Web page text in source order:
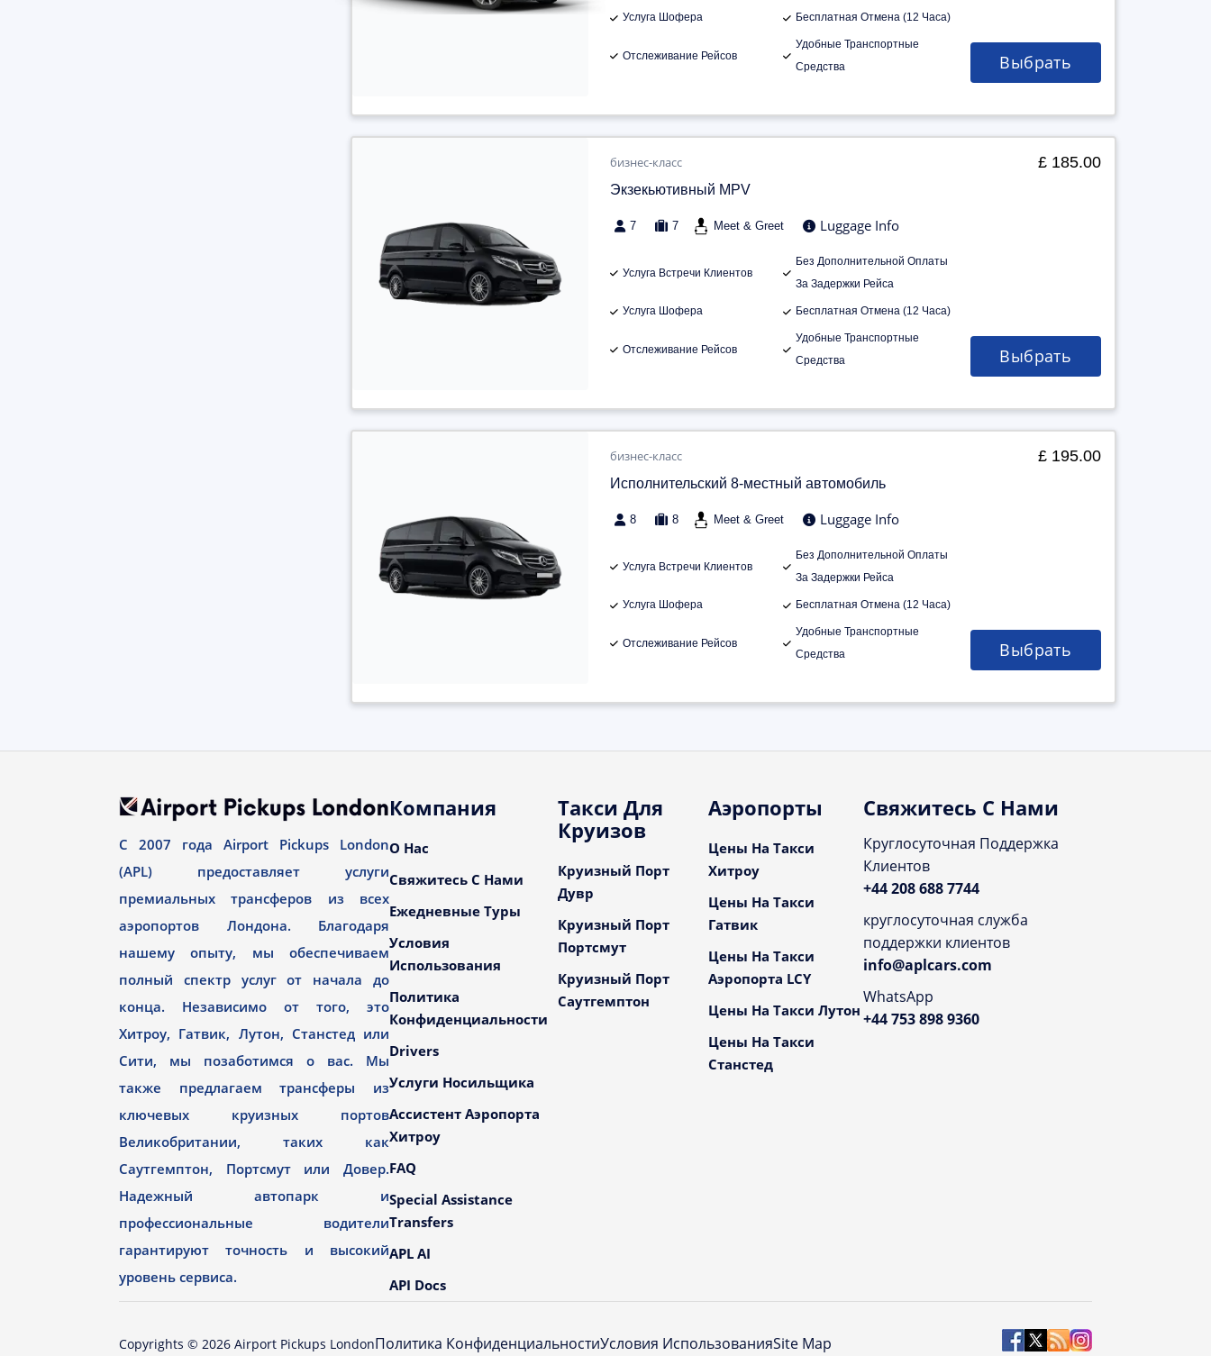
Услуга Шофера Бесплатная Отмена (12 Часа)
Отслеживание Рейсов
Удобные Транспортные
Средства
Выбрать
бизнес-класс
Экзекьютивный MPV
7 7 Meet & Greet Luggage Info
Услуга Встречи Клиентов
Без Дополнительной Оплаты
За Задержки Рейса
Услуга Шофера Бесплатная Отмена (12 Часа)
Отслеживание Рейсов
Удобные Транспортные
Средства
£ 185.00
Выбрать
бизнес-класс
Исполнительский 8-местный автомобиль
8 8 Meet & Greet Luggage Info
Услуга Встречи Клиентов
Без Дополнительной Оплаты
За Задержки Рейса
Услуга Шофера Бесплатная Отмена (12 Часа)
Отслеживание Рейсов
Удобные Транспортные
Средства
£ 195.00
Выбрать
С 2007 года Airport Pickups London
(APL) предоставляет услуги
премиальных трансферов из всех
аэропортов Лондона. Благодаря
нашему опыту, мы обеспечиваем
полный спектр услуг от начала до
конца. Независимо от того, это
Хитроу, Гатвик, Лутон, Станстед или
Сити, мы позаботимся о вас. Мы
также предлагаем трансферы из
ключевых круизных портов
Великобритании, таких как
Саутгемптон, Портсмут или Довер.
Надежный автопарк и
профессиональные водители
гарантируют точность и высокий
уровень сервиса.
Компания
О Нас
Свяжитесь С Нами
Ежедневные Туры
Условия
Использования
Политика
Конфиденциальности
Drivers
Услуги Носильщика
Ассистент Аэропорта
Хитроу
FAQ
Special Assistance
Transfers
APL AI
API Docs
Такси Для
Круизов
Круизный Порт
Дувр
Круизный Порт
Портсмут
Круизный Порт
Саутгемптон
Аэропорты
Цены На Такси
Хитроу
Цены На Такси
Гатвик
Цены На Такси
Аэропорта LCY
Цены На Такси Лутон
Цены На Такси
Станстед
Свяжитесь С Нами
Круглосуточная Поддержка
Клиентов
+44 208 688 7744
круглосуточная служба
поддержки клиентов
info@aplcars.com
WhatsApp
+44 753 898 9360
Copyrights © 2026 Airport Pickups LondonПолитика КонфиденциальностиУсловия ИспользованияSite Map